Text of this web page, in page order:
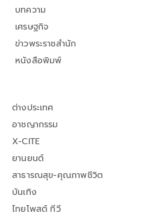
บทความ
เศรษฐกิจ
ข่าวพระราชสำนัก
หนังสือพิมพ์
ต่างประเทศ
อาชญากรรม
X-CITE
ยานยนต์
สาธารณสุข-คุณภาพชีวิต
บันเทิง
ไทยโพสต์ ทีวี